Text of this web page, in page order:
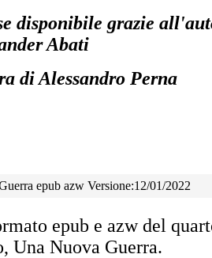
disponibile grazie
Abati
di Alessandro Perna
epub azw Versione:12/01/2022
epub e azw del
Una Nuova Guerra.